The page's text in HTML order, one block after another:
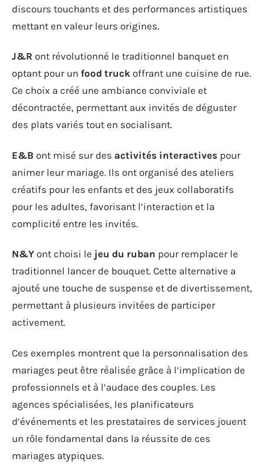
discours touchants et des performances artistiques
mettant en valeur leurs origines.
J&R ont révolutionné le traditionnel banquet en
optant pour un food truck offrant une cuisine de rue.
Ce choix a créé une ambiance conviviale et
décontractée, permettant aux invités de déguster
des plats variés tout en socialisant.
E&B ont misé sur des activités interactives pour
animer leur mariage. Ils ont organisé des ateliers
créatifs pour les enfants et des jeux collaboratifs
pour les adultes, favorisant l’interaction et la
complicité entre les invités.
N&Y ont choisi le jeu du ruban pour remplacer le
traditionnel lancer de bouquet. Cette alternative a
ajouté une touche de suspense et de divertissement,
permettant à plusieurs invitées de participer
activement.
Ces exemples montrent que la personnalisation des
mariages peut être réalisée grâce à l’implication de
professionnels et à l’audace des couples. Les
agences spécialisées, les planificateurs
d’événements et les prestataires de services jouent
un rôle fondamental dans la réussite de ces
mariages atypiques.